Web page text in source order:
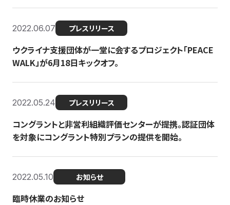
2022.06.07 プレスリリース
ウクライナ支援団体が一堂に会するプロジェクト「PEACE
WALK」が6月18日キックオフ。
2022.05.24 プレスリリース
コングラントと非営利組織評価センターが提携。認証団体
を対象にコングラント特別プランの提供を開始。
2022.05.10 お知らせ
臨時休業のお知らせ